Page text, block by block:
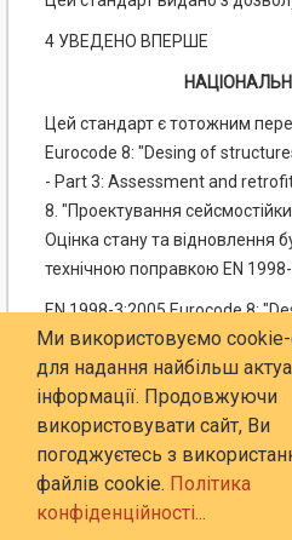
4 УВЕДЕНО ВПЕРШЕ
Цей стандарт є тотожним
Eurocode 8: "Desing of
- Part 3: Assessment and
8. "Проектування
Оцінка стану та відновлення
технічною поправкою EN
EN 1998-3:2005 Eurocode 8:
earthquake resistance - Part 3:
of buildings" підготовлено
250 "Structural Eurocodes"
секретаріатом якого керує BSI
стандартів).
До національного стандарту
текст.
Ми використовуємо
для надання найбільш
інформації. Продовжуючи
використовувати сайт, Ви
погоджуєтесь з
файлів cookie. Політика
конфіденційності...